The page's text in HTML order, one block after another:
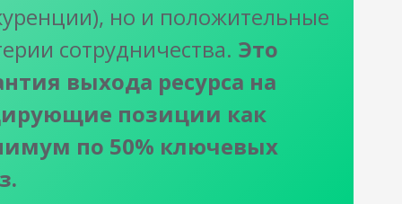
но и положительные
сотрудничества. Это
выхода ресурса на
позиции как
по 50% ключевых